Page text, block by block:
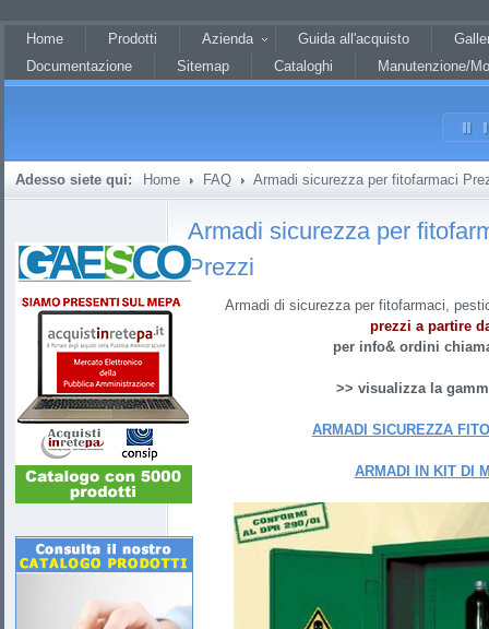
Home
Prodotti Azienda Guida all'acquisto
Documentazione
Sitemap Cataloghi Manutenzione/
Adesso siete qui: Home FAQ Armadi sicurezza per fitofarmaci
Armadi sicurezza per
Prezzi
Armadi di sicurezza per fitofarmaci,
prezzi a partire
per info& ordini
>> visualizza la
ARMADI SICUREZZA
ARMADI IN KIT DI